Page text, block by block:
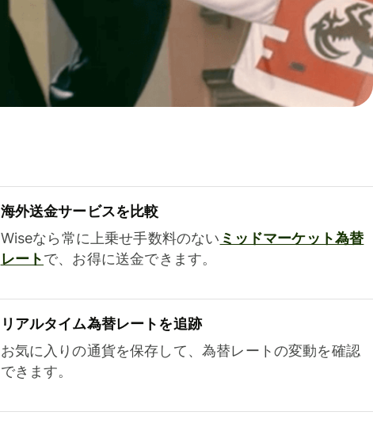
海外送金サービスを比較
Wiseなら常に上乗せ手数料のない ミッドマーケット為替
レートで、お得に送金できます。
リアルタイム為替レートを追跡
お気に入りの通貨を保存して、為替レートの変動を確認
できます。